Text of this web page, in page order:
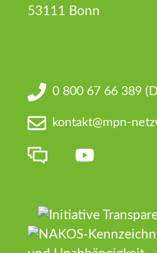
53111 Bonn
0 800 67 66 389
kontakt@mpn-